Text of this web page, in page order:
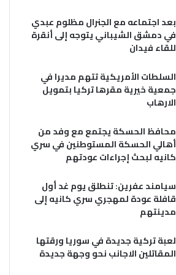
بعد اجتماعه مع الجنرال مظلوم عبدي
في دمشق الشيباني يتوجه إلى أنقرة
للقاء فيدان
السلطات الأمريكية تتهم مديرا في
جمعية خيرية مقرها تركيا بتمويل
الارهاب
محافظ الحسكة يجتمع مع وفد من
أهالي الحسكة المستوطنين في سري
كانيه لبحث إجراءات عودتهم
سيامند عفرين: تنطلق يوم غد أول
قافلة عودة لمهجري سري كانيه إلى
مدينتهم
لعبة تركية جديدة في سوريا ورقتها
المقاتلين الاجانب نحو وجهة جديدة